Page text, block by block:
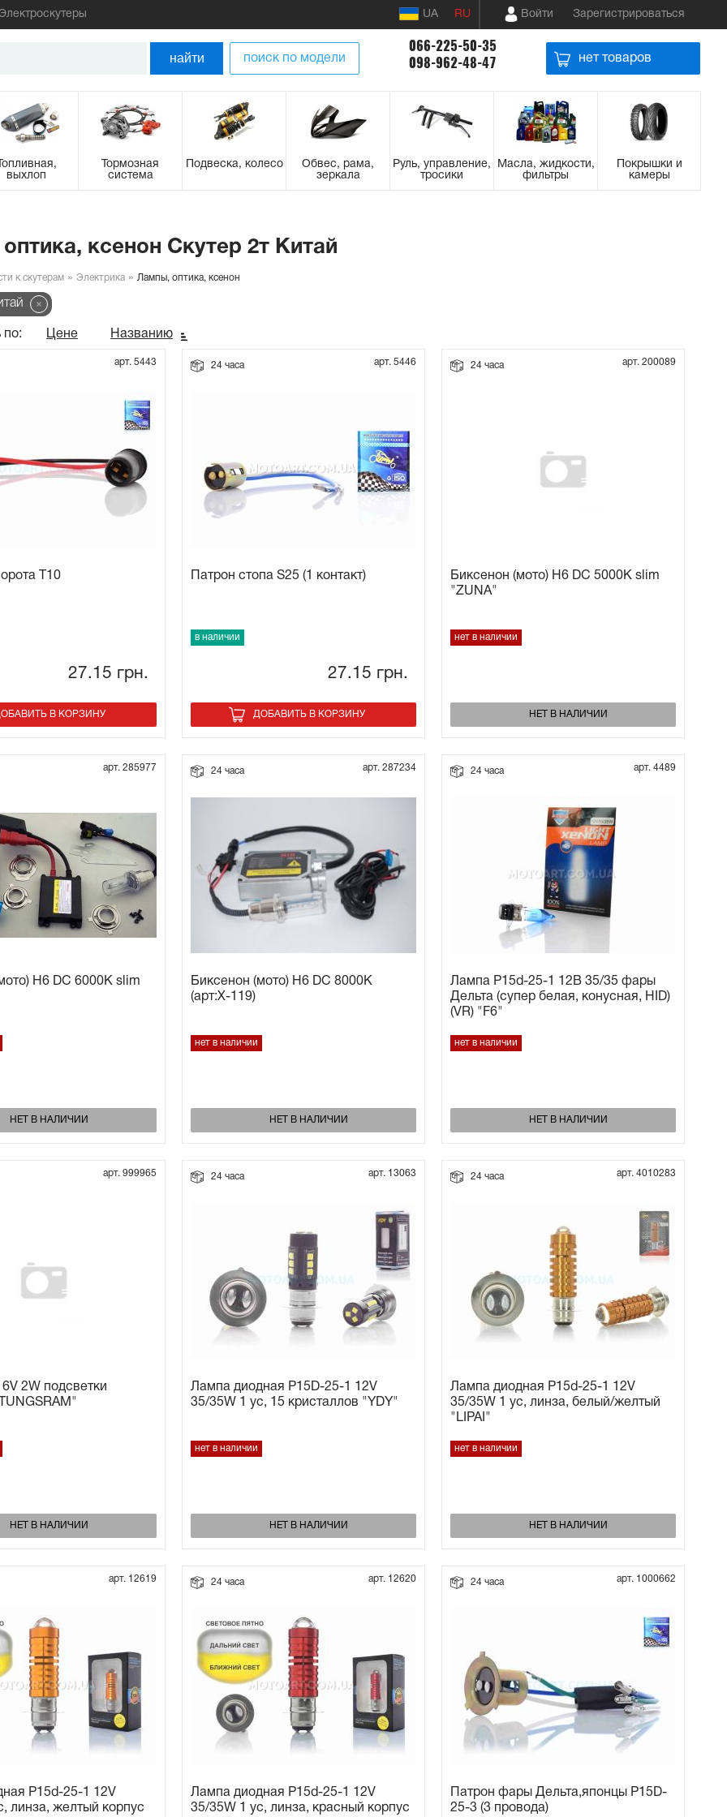
Электроскутеры UA RU Войти Зарегистрироваться
найти поиск по модели
066-225-50-35
098-962-48-47
нет товаров
выхлоп
Тормозная
система
Подвеска, колесо
Обвес, рама,
зеркала
Руль, управление,
тросики
Масла, жидкости,
фильтры
Покрышки и
камеры
ксенон Скутер 2т Китай
к скутерам Электрика Лампы, оптика, ксенон
по: Цене Названию
арт. 5443
T10
27.15 грн.
В КОРЗИНУ
24 часа арт. 5446
Патрон стопа S25 (1 контакт)
в наличии
27.15 грн.
ДОБАВИТЬ В КОРЗИНУ
24 часа арт. 200089
Биксенон (мото) H6 DC 5000K slim
"ZUNA"
нет в наличии
НЕТ В НАЛИЧИИ
арт. 285977
H6 DC 6000K slim
НЕТ В НАЛИЧИИ
24 часа арт. 287234
Биксенон (мото) H6 DC 8000K
(арт:Х-119)
нет в наличии
НЕТ В НАЛИЧИИ
24 часа арт. 4489
Лампа P15d-25-1 12В 35/35 фары
Дельта (супер белая, конусная, HID)
(VR) "F6"
нет в наличии
НЕТ В НАЛИЧИИ
арт. 999965
2W подсветки
НЕТ В НАЛИЧИИ
24 часа арт. 13063
Лампа диодная P15D-25-1 12V
35/35W 1 ус, 15 кристаллов "YDY"
нет в наличии
НЕТ В НАЛИЧИИ
24 часа арт. 4010283
Лампа диодная P15d-25-1 12V
35/35W 1 ус, линза, белый/желтый
"LIPAI"
нет в наличии
НЕТ В НАЛИЧИИ
арт. 12619
P15d-25-1 12V
линза, желтый корпус
24 часа арт. 12620
Лампа диодная P15d-25-1 12V
35/35W 1 ус, линза, красный корпус
24 часа арт. 1000662
Патрон фары Дельта,японцы P15D-
25-3 (3 провода)